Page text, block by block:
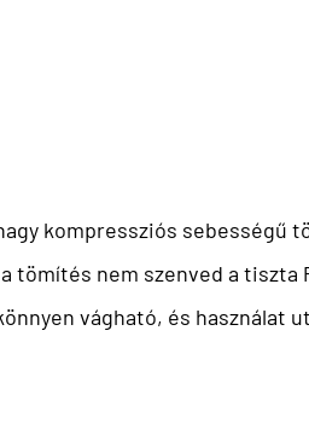
kompressziós sebességű
tömítés nem szenved a tiszta
vágható, és használat